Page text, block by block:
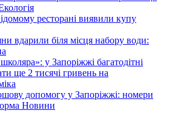
ресторані виявили купу
вдарили біля місця набору води:
у Запоріжжі багатодітні
ще 2 тисячі гривень на
допомогу у Запоріжжі: номери
Новини